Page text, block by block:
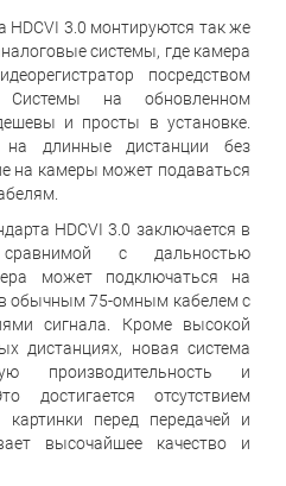
HDCVI 3.0 монтируются так же
системы, где камера
посредством
Системы на обновленном
и просты в установке.
на длинные дистанции без
на камеры может подаваться
HDCVI 3.0 заключается в
с дальностью
может подключаться на
обычным 75-омным кабелем с
сигнала. Кроме высокой
дистанциях, новая система
производительность и
достигается отсутствием
перед передачей и
высочайшее качество и